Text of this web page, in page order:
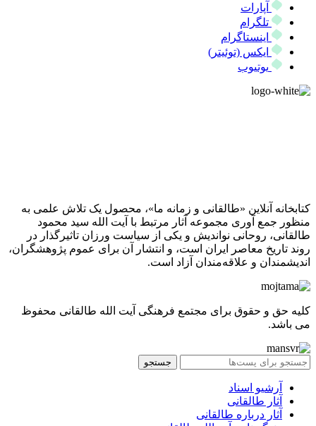
آپارات
تلگرام
اینستاگرام
ایکس (توئیتر)
یوتیوب
کتابخانه آنلاین «طالقانی و زمانه ما»، محصول یک تلاش علمی به
منظور جمع آوری مجموعه آثار مرتبط با آیت الله سید محمود
طالقانی، روحانی نواندیش و یکی از سیاست ورزان تاثیرگذار در
روند تاریخ معاصر ایران است، و انتشار آن برای عموم پژوهشگران،
اندیشمندان و علاقه‌مندان آزاد است.
کلیه حق و حقوق برای مجتمع فرهنگی آیت الله طالقانی محفوظ
می باشد.
جستجو
آرشیو اسناد
آثار طالقانی
آثار درباره طالقانی